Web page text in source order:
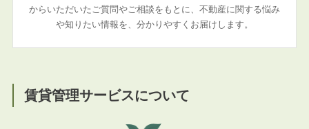
からいただいたご質問やご相談をもとに、不動産に関する悩み
や知りたい情報を、分かりやすくお届けします。
賃貸管理サービスについて